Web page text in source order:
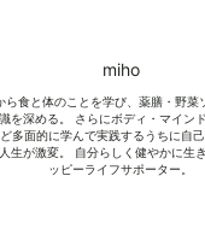
miho
ら食と体のことを学び、薬膳・野菜
を深める。 さらにボディ・マイン
ど多面的に学んで実践するうちに自
生が激変。 自分らしく健やかに生
ッピーライフサポーター。